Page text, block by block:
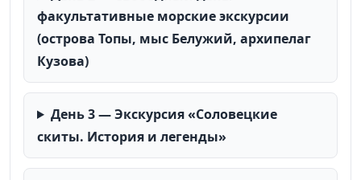
факультативные морские экскурсии
(острова Топы, мыс Белужий, архипелаг
Кузова)
День 3 — Экскурсия «Соловецкие
скиты. История и легенды»